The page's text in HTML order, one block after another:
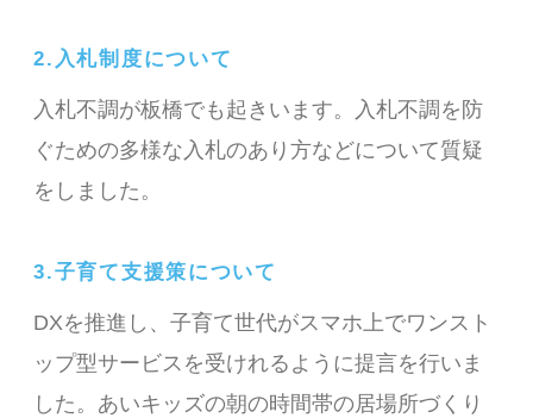
2.入札制度について
入札不調が板橋でも起きいます。入札不調を防
ぐための多様な入札のあり方などについて質疑
をしました。
3.子育て支援策について
DXを推進し、子育て世代がスマホ上でワンスト
ップ型サービスを受けれるように提言を行いま
した。あいキッズの朝の時間帯の居場所づくり